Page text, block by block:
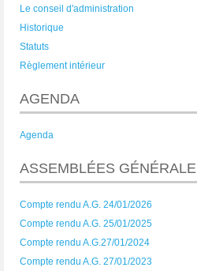
Le conseil d'administration
Historique
Statuts
Règlement intérieur
AGENDA
Agenda
ASSEMBLÉES
Compte rendu A.G. 24/01/2026
Compte rendu A.G. 25/01/2025
Compte rendu A.G.27/01/2024
Compte rendu A.G. 27/01/2023